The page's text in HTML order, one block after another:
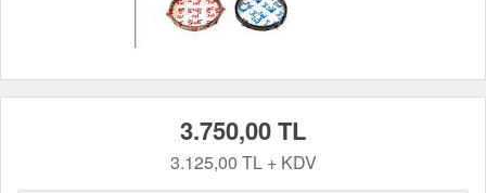
3.750,00 TL
3.125,00 TL + KDV